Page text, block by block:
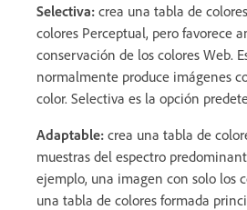
Selectiva: crea una tabla de
colores Perceptual, pero favorece
conservación de los colores Web.
normalmente produce imágenes
color. Selectiva es la opción
Adaptable: crea una tabla de
muestras del espectro
ejemplo, una imagen con solo los
una tabla de colores formada